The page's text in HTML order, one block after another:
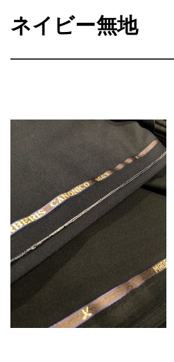
ネイビー無地